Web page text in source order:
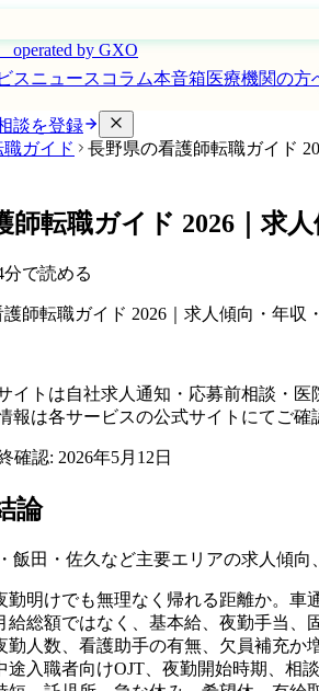
operated by GXO
スニュース コラム本音箱医療機関の方
談を登録
職ガイド
長野県の看護師転職ガイド
師転職ガイド 2026｜求
分で読める
イトは自社求人通知・応募前相談・
報は各サービスの公式サイトにてご確
確認: 2026年5月12日
論
飯田・佐久など主要エリアの求人傾向
勤明けでも無理なく帰れる距離か。車
給総額ではなく、基本給、夜勤手当、
勤人数、看護助手の有無、欠員補充か
途入職者向けOJT、夜勤開始時期、相